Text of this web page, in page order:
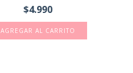
$4.990
AGREGAR AL CARRITO